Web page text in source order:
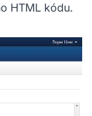
HTML kódu.